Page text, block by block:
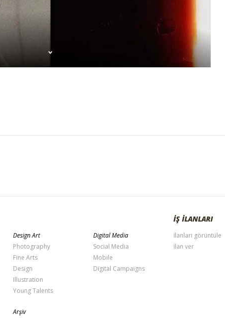
Design Art
Photography
Fine Arts
Design
Illustration
Young Talents
Digital Media
Social Media
Mobile
Digital Campaigns
Arşiv
İŞ İLANLARI
İlanları görüntüle
İlan ver